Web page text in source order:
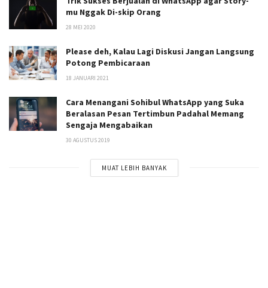
mu Nggak Di-skip Orang
28 MEI 2020
Please deh, Kalau Lagi Diskusi Jangan Langsung
Potong Pembicaraan
18 JANUARI 2021
Cara Menangani Sohibul WhatsApp yang Suka
Beralasan Pesan Tertimbun Padahal Memang
Sengaja Mengabaikan
30 AGUSTUS 2019
MUAT LEBIH BANYAK